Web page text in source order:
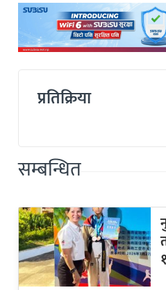
प्रतिक्रिया
सम्बन्धित